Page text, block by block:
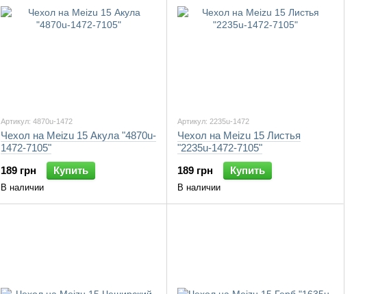
Артикул: 4870u-1472
Чехол на Meizu 15 Акула "4870u-
1472-7105"
189 грн
Купить
В наличии
Артикул: 2235u-1472
Чехол на Meizu 15 Листья
"2235u-1472-7105"
189 грн
Купить
В наличии